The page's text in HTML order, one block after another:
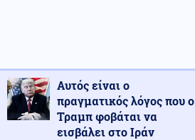
Αυτός είναι ο
πραγματικός λόγος που ο
Τραμπ φοβάται να
εισβάλει στο Ιράν